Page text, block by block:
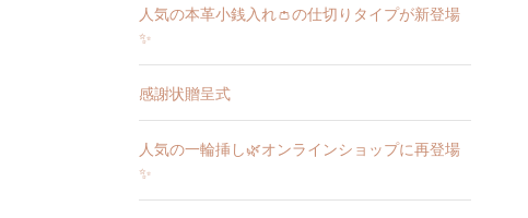
人気の本革小銭入れ👛の仕切りタイプが新登場
✨
感謝状贈呈式
人気の一輪挿し🌿オンラインショップに再登場
✨